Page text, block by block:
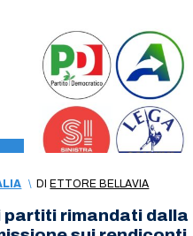
\ DI ETTORE BELLAVIA
partiti rimandati dalla